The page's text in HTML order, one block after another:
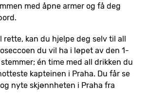
med åpne armer og få deg
rette, kan du hjelpe deg selv til all
du vil ha i løpet av den 1-
én time med all drikken du
kapteinen i Praha. Du får se
nyte skjønnheten i Praha fra